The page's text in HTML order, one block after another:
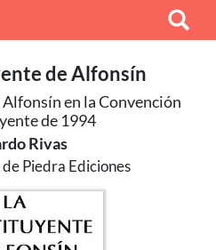
de Alfonsín
en la Convención
de 1994
Rivas
Piedra Ediciones